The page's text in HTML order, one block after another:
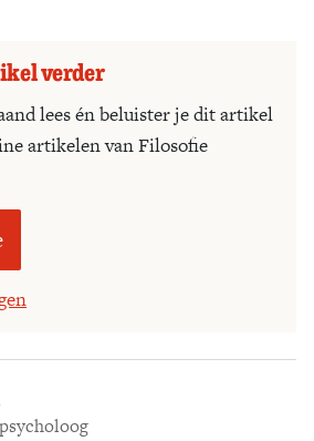
verder
lees én beluister je dit artikel
artikelen van Filosofie